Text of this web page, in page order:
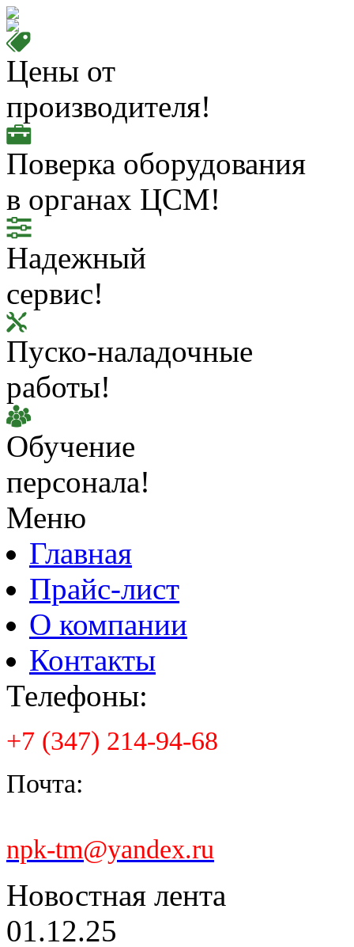
Цены от
производителя!
Поверка оборудования
в органах ЦСМ!
Надежный
сервис!
Пуско-наладочные
работы!
Обучение
персонала!
Меню
Главная
Прайс-лист
О компании
Контакты
Телефоны:
+7 (347) 214-94-68
Почта:
npk-tm@yandex.ru
Новостная лента
01.12.25